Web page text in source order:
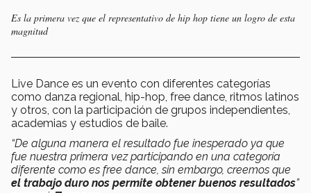
Es la primera vez que el representativo de hip hop tiene un logro de esta
magnitud
Live Dance es un evento con diferentes categorías
como danza regional, hip-hop, free dance, ritmos latinos
y otros, con la participación de grupos independientes,
academias y estudios de baile.
“De alguna manera el resultado fue inesperado ya que
fue nuestra primera vez participando en una categoría
diferente como es free dance, sin embargo, creemos que
el trabajo duro nos permite obtener buenos resultados”